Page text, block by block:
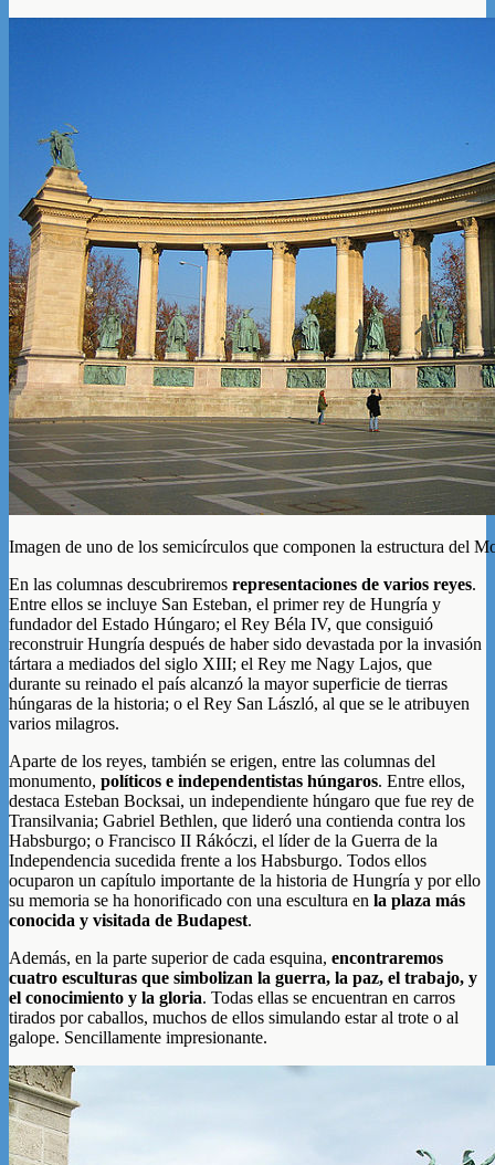
Imagen de uno de los semicírculos que componen la estructura del
En las columnas descubriremos representaciones de varios reyes.
Entre ellos se incluye San Esteban, el primer rey de Hungría y
fundador del Estado Húngaro; el Rey Béla IV, que consiguió
reconstruir Hungría después de haber sido devastada por la invasión
tártara a mediados del siglo XIII; el Rey me Nagy Lajos, que
durante su reinado el país alcanzó la mayor superficie de tierras
húngaras de la historia; o el Rey San László, al que se le atribuyen
varios milagros.
Aparte de los reyes, también se erigen, entre las columnas del
monumento, políticos e independentistas húngaros. Entre ellos,
destaca Esteban Bocksai, un independiente húngaro que fue rey de
Transilvania; Gabriel Bethlen, que lideró una contienda contra los
Habsburgo; o Francisco II Rákóczi, el líder de la Guerra de la
Independencia sucedida frente a los Habsburgo. Todos ellos
ocuparon un capítulo importante de la historia de Hungría y por ello
su memoria se ha honorificado con una escultura en la plaza más
conocida y visitada de Budapest.
Además, en la parte superior de cada esquina, encontraremos
cuatro esculturas que simbolizan la guerra, la paz, el trabajo, y
el conocimiento y la gloria. Todas ellas se encuentran en carros
tirados por caballos, muchos de ellos simulando estar al trote o al
galope. Sencillamente impresionante.